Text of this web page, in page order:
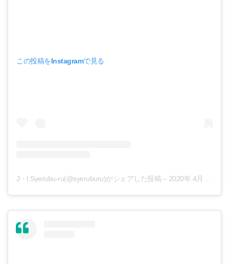
この投稿をInstagramで見る
J・I Syerubu-ru(@syeruburu)がシェアした投稿 – 2020年 4月月24日午前3時59分PDT